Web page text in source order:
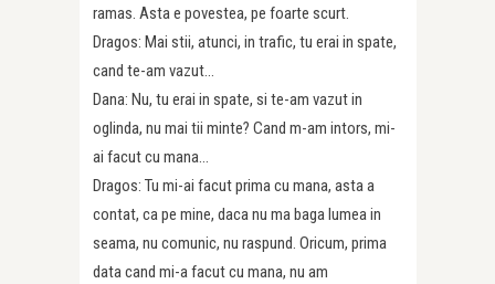
ramas. Asta e povestea, pe foarte scurt.
Dragos: Mai stii, atunci, in trafic, tu erai in spate,
cand te-am vazut…
Dana: Nu, tu erai in spate, si te-am vazut in
oglinda, nu mai tii minte? Cand m-am intors, mi-
ai facut cu mana…
Dragos: Tu mi-ai facut prima cu mana, asta a
contat, ca pe mine, daca nu ma baga lumea in
seama, nu comunic, nu raspund. Oricum, prima
data cand mi-a facut cu mana, nu am